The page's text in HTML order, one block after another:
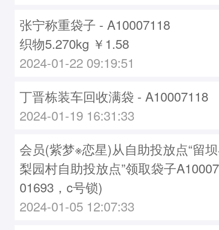
张宁称重袋子 - A10007118
织物5.270kg ￥1.58
2024-01-22 09:19:51
丁晋栋装车回收满袋 - A10007118
2024-01-19 16:31:33
会员(紫梦※恋星)从自助投放点“留
梨园村自助投放点”领取袋子
01693，c号锁)
2024-01-05 12:07:33